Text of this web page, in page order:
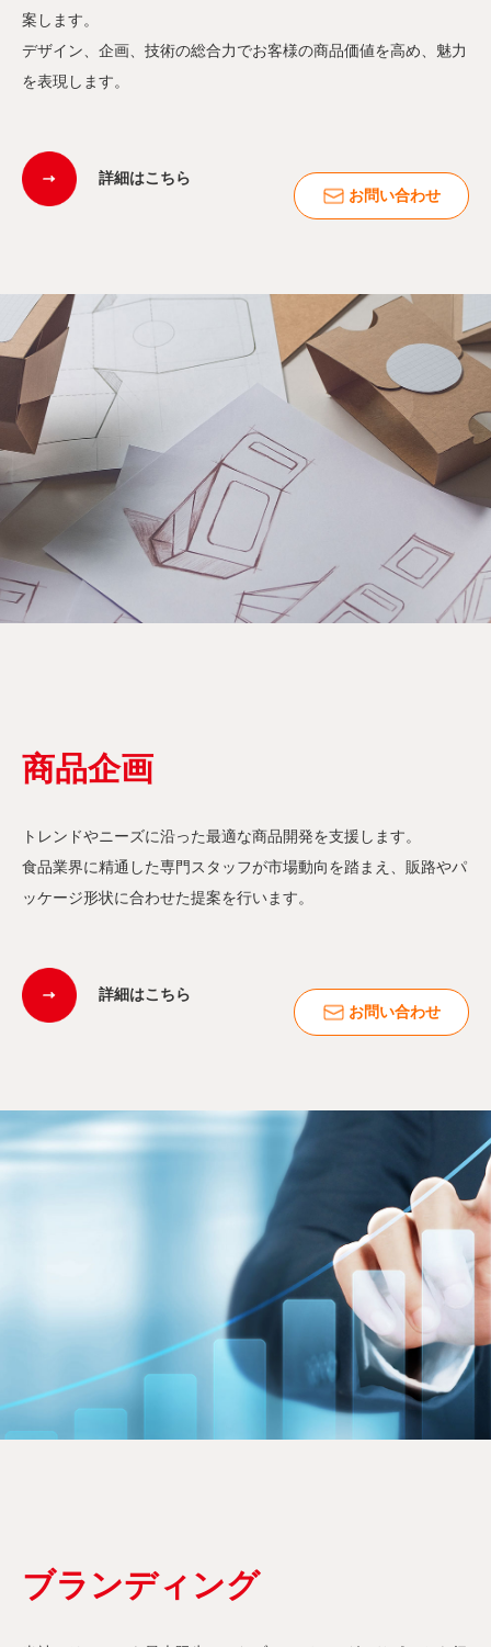
案します。
デザイン、企画、技術の総合力でお客様の商品価値を高め、魅力
を表現します。
詳細はこちら
お問い合わせ
商品企画
トレンドやニーズに沿った最適な商品開発を支援します。
食品業界に精通した専門スタッフが市場動向を踏まえ、販路やパ
ッケージ形状に合わせた提案を行います。
詳細はこちら
お問い合わせ
ブランディング